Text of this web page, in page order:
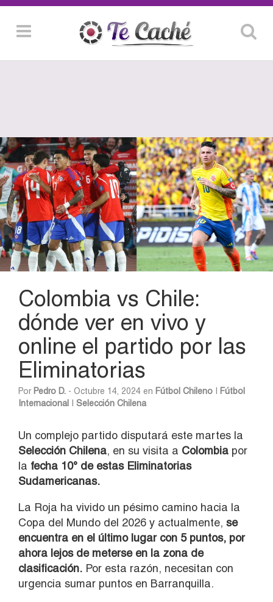
Colombia vs Chile:
dónde ver en vivo y
online el partido por las
Eliminatorias
Por Pedro D. - Octubre 14, 2024 en Fútbol Chileno
Fútbol
Internacional
Selección Chilena
Un complejo partido disputará este martes la
Selección Chilena, en su visita a Colombia por
la fecha 10° de estas Eliminatorias
Sudamericanas.
La Roja ha vivido un pésimo camino hacia la
Copa del Mundo del 2026 y actualmente, se
encuentra en el último lugar con 5 puntos, por
ahora lejos de meterse en la zona de
clasificación. Por esta razón, necesitan con
urgencia sumar puntos en Barranquilla.